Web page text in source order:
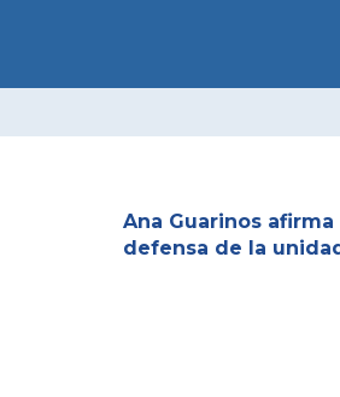
Ana Guarinos
defensa de la